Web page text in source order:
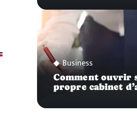
Business
Comment ouvrir
propre cabinet